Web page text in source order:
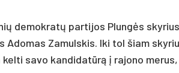
de­mok­ratų par­ti­jos Plungės
Ado­mas Za­muls­kis. Iki tol šiam
sa­vo kan­di­datūrą į rajono